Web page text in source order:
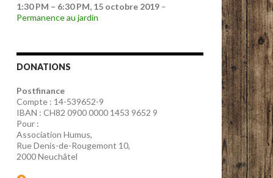
1:30 PM – 6:30 PM, 15 octobre 2019 –
Permanence au jardin
DONATIONS
Postfinance
Compte : 14-539652-9
IBAN : CH82 0900 0000 1453 9652 9
Pour :
Association Humus,
Rue Denis-de-Rougemont 10,
2000 Neuchâtel